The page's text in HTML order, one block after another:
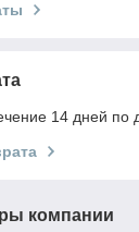
14 дней по
компании